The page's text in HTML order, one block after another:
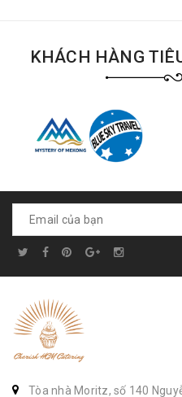
KHÁCH HÀNG
Tòa nhà Moritz, số 140